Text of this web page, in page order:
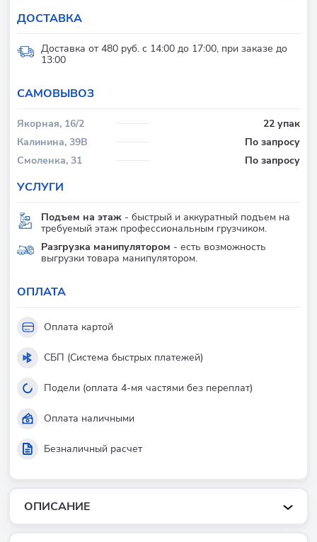
ОПИСАНИЕ
ДОСТАВКА
Доставка от 480 руб. с 14:00 до 17:00, при заказе до
13:00
CАМОВЫВОЗ
Якорная, 16/2
22 упак
Калинина, 39В
По запросу
Смоленка, 31
По запросу
УСЛУГИ
Подъем на этаж - быстрый и аккуратный подъем на
требуемый этаж профессиональным грузчиком.
Разгрузка манипулятором - есть возможность
выгрузки товара манипулятором.
ОПЛАТА
Оплата картой
СБП (Система быстрых платежей)
Подели (оплата 4-мя частями без переплат)
Оплата наличными
Безналичный расчет